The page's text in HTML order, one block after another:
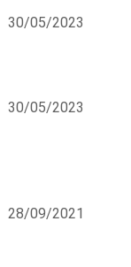
30/05/2023
30/05/2023
28/09/2021